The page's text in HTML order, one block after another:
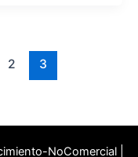
2 3
NoComercial |